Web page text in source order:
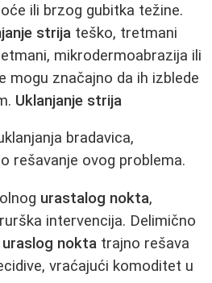
ili brzog gubitka težine.
strija teško, tretmani
mikrodermoabrazija ili
mogu značajno da ih izblede
Uklanjanje strija
bradavica,
rešavanje ovog problema.
urastalog nokta,
intervencija. Delimično
uraslog nokta trajno rešava
vraćajući komoditet u